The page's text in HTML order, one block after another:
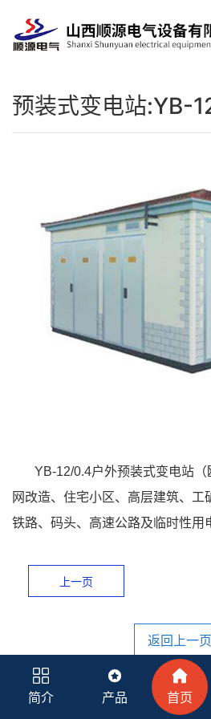
关于我们
荣誉资质
新闻资讯
联系我们
预装式变电站:YB-
YB-12/0.4户外预装式变电站
网改造、住宅小区、高层建筑、工
铁路、码头、高速公路及临时性用
上一页
返回上一页
简介 产品 首页